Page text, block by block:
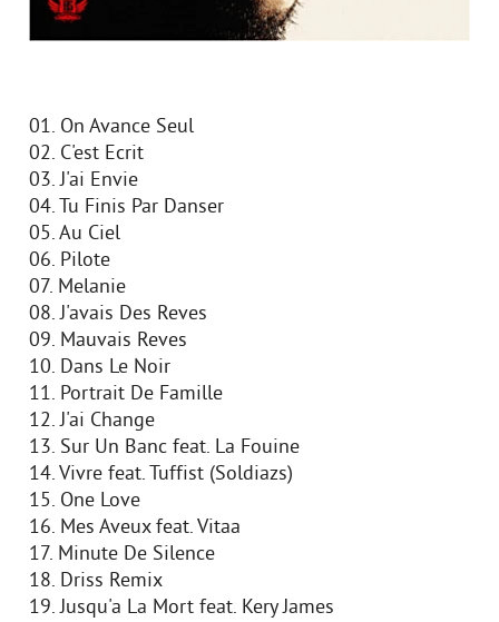
01. On Avance Seul
02. C'est Ecrit
03. J'ai Envie
04. Tu Finis Par Danser
05. Au Ciel
06. Pilote
07. Melanie
08. J'avais Des Reves
09. Mauvais Reves
10. Dans Le Noir
11. Portrait De Famille
12. J'ai Change
13. Sur Un Banc feat. La Fouine
14. Vivre feat. Tuffist (Soldiazs)
15. One Love
16. Mes Aveux feat. Vitaa
17. Minute De Silence
18. Driss Remix
19. Jusqu'a La Mort feat. Kery James